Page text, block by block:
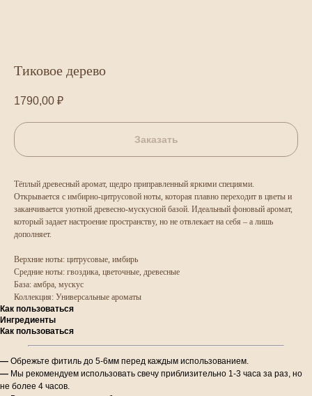
Тиковое дерево
1790,00 ₽
Заказать
Тёплый древесный аромат, щедро приправленный яркими специями.
Открывается с имбирно-цитрусовой ноты, которая плавно переходит в цветы и
заканчивается уютной древесно-мускусной базой. Идеальный фоновый аромат,
который задает настроение пространству, но не отвлекает на себя – а лишь
дополняет.
Верхние ноты: цитрусовые, имбирь
Средние ноты: гвоздика, цветочные, древесные
База: амбра, мускус
Коллекция: Универсальные ароматы
Как пользоваться
Ингредиенты
Как пользоваться
— Обрежьте фитиль до 5-6мм перед каждым использованием.
— Мы рекомендуем использовать свечу приблизительно 1-3 часа за раз, но
не более 4 часов.